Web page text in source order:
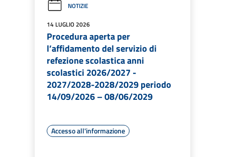
NOTIZIE
14 LUGLIO 2026
Procedura aperta per
l’affidamento del servizio di
refezione scolastica anni
scolastici 2026/2027 -
2027/2028-2028/2029 periodo
14/09/2026 – 08/06/2029
Accesso all'informazione